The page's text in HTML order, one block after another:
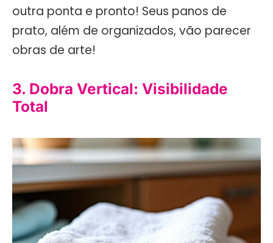
outra ponta e pronto! Seus panos de
prato, além de organizados, vão parecer
obras de arte!
3. Dobra Vertical: Visibilidade
Total